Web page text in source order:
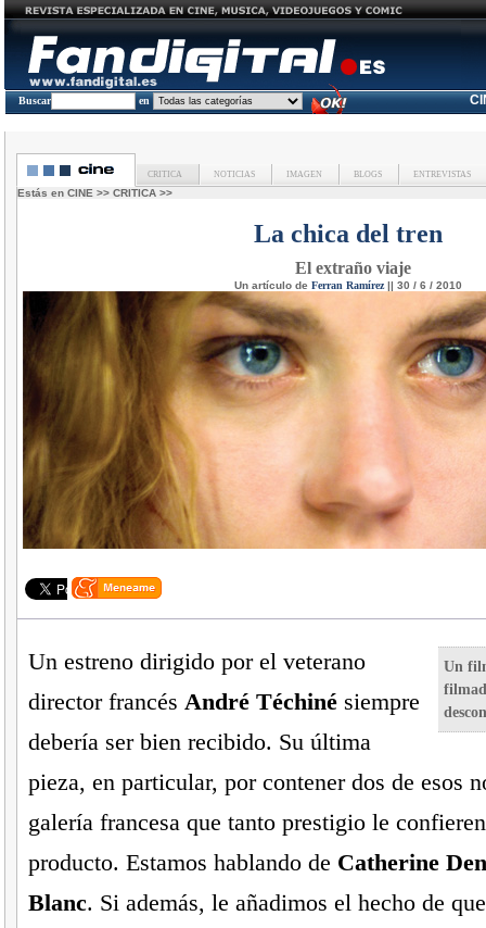
Buscar en
CRITICA NOTICIAS IMAGEN BLOGS ENTREVISTAS
Estás en CINE >> CRITICA >>
La chica del tren
El extraño viaje
Un artículo de Ferran Ramírez|| 30 / 6 / 2010
Un
Un estreno dirigido por el veterano
director francés André Téchinésiempre
debería ser bien recibido. Su última
pieza, en particular, por contener dos de esos
galería francesa que tanto prestigio le
producto. Estamos hablando de Catherine
Blanc. Si además, le añadimos el hecho de